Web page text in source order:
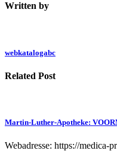
Written by
webkatalogabc
Related Post
Martin-Luther-Apotheke:
Webadresse: https://